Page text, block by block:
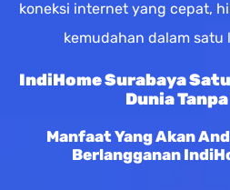
koneksi internet yang cepat,
kemudahan dalam satu
IndiHome Surabaya
Dunia
Manfaat Yang Akan
Berlangganan